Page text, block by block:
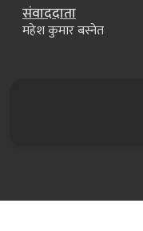
संवाददाता
महेश कुमार बस्नेत